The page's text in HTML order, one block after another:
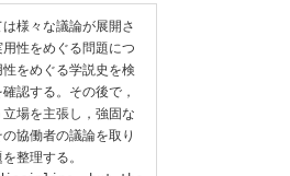
様々な議論が展開さ
性をめぐる問題につ
をめぐる学説史を検
認する。その後で，
場を主張し，強固な
協働者の議論を取り
整理する。